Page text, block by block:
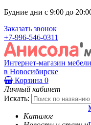
Будние дни с 9:00 до
Заказать звонок
+7-996-546-0311
Интернет-магазин мебели
в Новосибирске
Корзина 0
Личный кабинет
Искать:
Каталог